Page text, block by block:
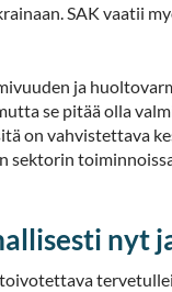
SAK vaatii
ja
se pitää olla
on vahvistettava
sektorin
nyt